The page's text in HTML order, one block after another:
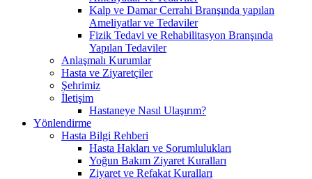
Kalp ve Damar Cerrahi Branşında yapılan
Ameliyatlar ve Tedaviler
Fizik Tedavi ve Rehabilitasyon Branşında
Yapılan Tedaviler
Anlaşmalı Kurumlar
Hasta ve Ziyaretçiler
Şehrimiz
İletişim
Hastaneye Nasıl Ulaşırım?
Yönlendirme
Hasta Bilgi Rehberi
Hasta Hakları ve Sorumlulukları
Yoğun Bakım Ziyaret Kuralları
Ziyaret ve Refakat Kuralları